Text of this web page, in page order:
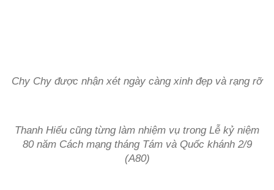
Chy Chy được nhận xét ngày càng xinh đẹp và rạng rỡ
Thanh Hiếu cũng từng làm nhiệm vụ trong Lễ kỷ niệm
80 năm Cách mạng tháng Tám và Quốc khánh 2/9
(A80)